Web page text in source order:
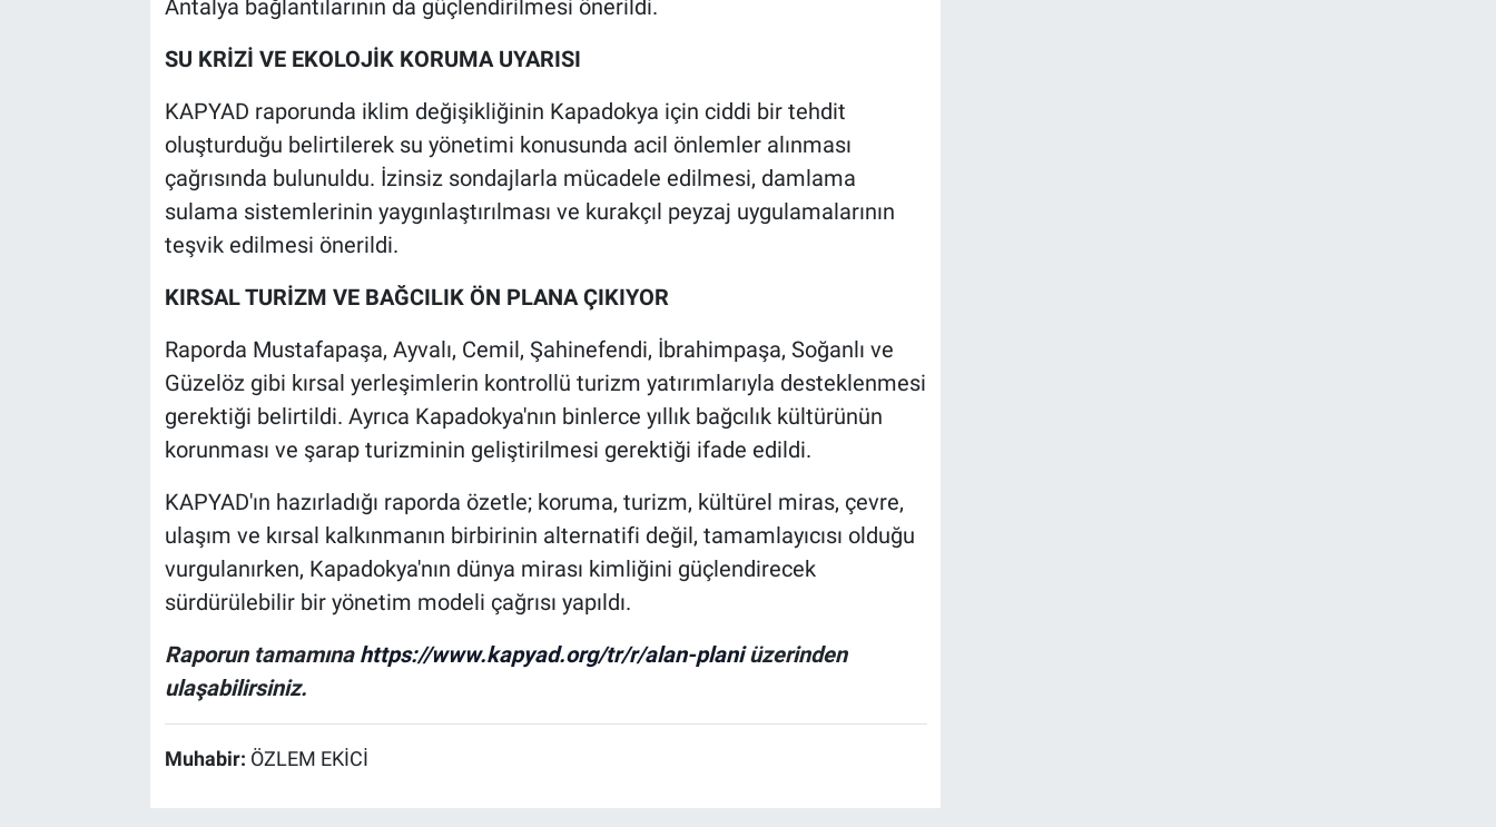
Antalya bağlantılarının da güçlendirilmesi önerildi.
SU KRİZİ VE EKOLOJİK KORUMA UYARISI
KAPYAD raporunda iklim değişikliğinin Kapadokya için ciddi bir tehdit
oluşturduğu belirtilerek su yönetimi konusunda acil önlemler alınması
çağrısında bulunuldu. İzinsiz sondajlarla mücadele edilmesi, damlama
sulama sistemlerinin yaygınlaştırılması ve kurakçıl peyzaj uygulamalarının
teşvik edilmesi önerildi.
KIRSAL TURİZM VE BAĞCILIK ÖN PLANA ÇIKIYOR
Raporda Mustafapaşa, Ayvalı, Cemil, Şahinefendi, İbrahimpaşa, Soğanlı ve
Güzelöz gibi kırsal yerleşimlerin kontrollü turizm yatırımlarıyla desteklenmesi
gerektiği belirtildi. Ayrıca Kapadokya'nın binlerce yıllık bağcılık kültürünün
korunması ve şarap turizminin geliştirilmesi gerektiği ifade edildi.
KAPYAD'ın hazırladığı raporda özetle; koruma, turizm, kültürel miras, çevre,
ulaşım ve kırsal kalkınmanın birbirinin alternatifi değil, tamamlayıcısı olduğu
vurgulanırken, Kapadokya'nın dünya mirası kimliğini güçlendirecek
sürdürülebilir bir yönetim modeli çağrısı yapıldı.
Raporun tamamına https://www.kapyad.org/tr/r/alan-planiüzerinden
ulaşabilirsiniz.
Muhabir: ÖZLEM EKİCİ